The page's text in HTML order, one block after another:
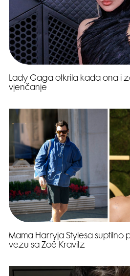
Lady Gaga otkrila kada ona i
vjenčanje
Mama Harryja Stylesa suptilno
vezu sa Zoë Kravitz